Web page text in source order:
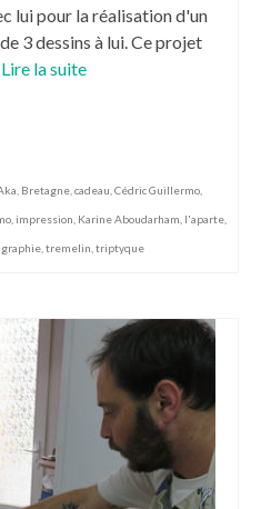
lui pour la réalisation d'un
3 dessins à lui. Ce projet
Lire la suite
Bretagne cadeau Cédric Guillermo
impression Karine Aboudarham l'aparte
tremelin triptyque